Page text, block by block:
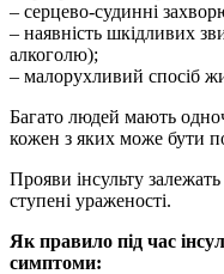
– серцево-судинні
– наявність шкідливих
алкоголю);
– малорухливий спосіб
Багато людей мають
кожен з яких може бути
Прояви інсульту
ступені ураженості.
Як правило під час
симптоми: